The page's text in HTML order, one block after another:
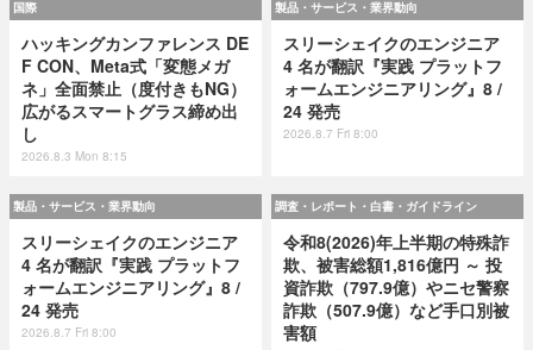
国際
ハッキングカンファレンス DE
F CON、Meta式「変態メガ
ネ」全面禁止（度付きもNG）
広がるスマートグラス締め出
し
2026.8.3 Mon 8:15
製品・サービス・業界動向
スリーシェイクのエンジニア
4 名が翻訳『実践 プラットフ
ォームエンジニアリング』8 /
24 発売
2026.8.7 Fri 8:00
製品・サービス・業界動向
スリーシェイクのエンジニア
4 名が翻訳『実践 プラットフ
ォームエンジニアリング』8 /
24 発売
2026.8.7 Fri 8:00
調査・レポート・白書・ガイドライン
令和8(2026)年上半期の特殊詐
欺、被害総額1,816億円 ～ 投
資詐欺（797.9億）やニセ警察
詐欺（507.9億）など手口別被
害額